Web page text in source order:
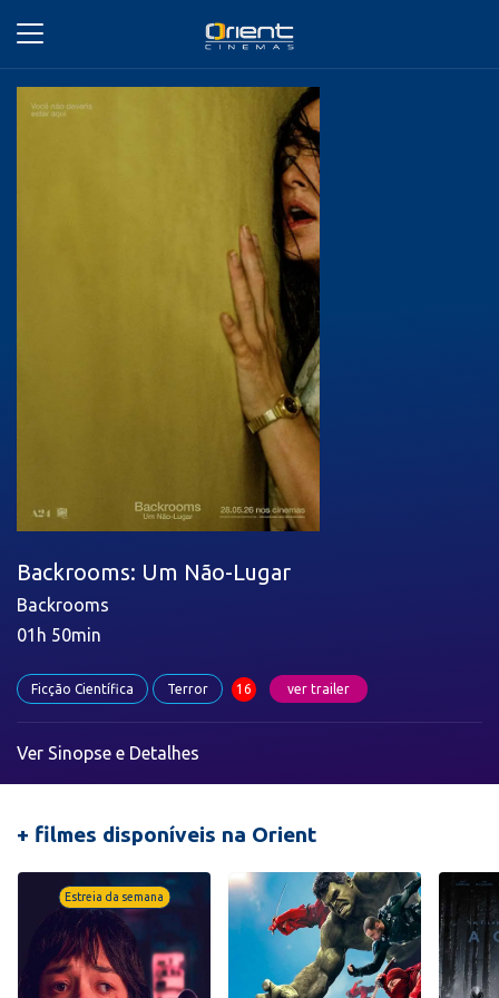
Backrooms: Um Não-Lugar
Backrooms
01h 50min
Ficção Científica Terror 16 ver trailer
Ver Sinopse e Detalhes
+ filmes disponíveis na Orient
Estreia da semana